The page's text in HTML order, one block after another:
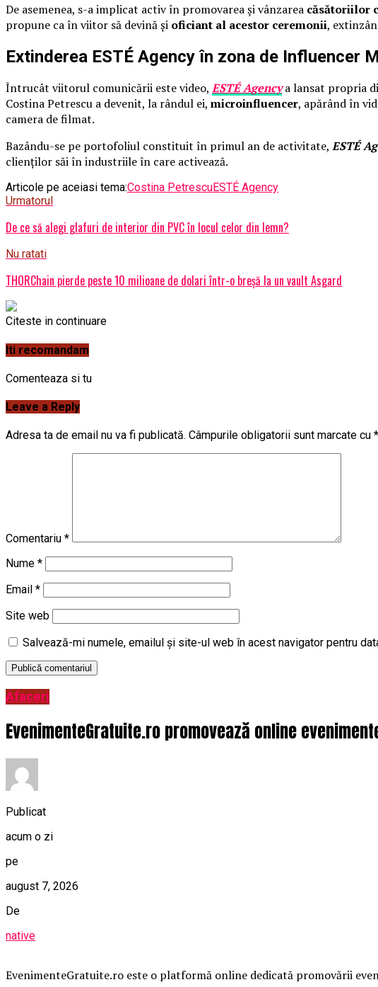
De asemenea, s-a implicat activ în promovarea și vânzarea căsătoriilor
propune ca în viitor să devină și oficiant al acestor ceremonii,
Extinderea ESTÉ Agency în zona de Influencer
Întrucât viitorul comunicării este video, ESTÉ Agencya lansat propria
Costina Petrescu a devenit, la rândul ei, microinfluencer, apărând în
camera de filmat.
Bazându-se pe portofoliul constituit în primul an de activitate, ESTÉ
clienților săi în industriile în care activează.
Articole pe aceiasi tema:Costina PetrescuESTÉ Agency
Urmatorul
De ce să alegi glafuri de interior din PVC în locul celor din lemn?
Nu ratati
THORChain pierde peste 10 milioane de dolari într-o breșă la un vault Asgard
Citeste in continuare
Iti recomandam
Comenteaza si tu
Leave a Reply
Adresa ta de email nu va fi publicată. Câmpurile obligatorii sunt marcate cu *
Comentariu *
Nume *
Email *
Site web
Salvează-mi numele, emailul și site-ul web în acest navigator pentru
Afaceri
EvenimenteGratuite.ro promovează online
Publicat
acum o zi
pe
august 7, 2026
De
native
EvenimenteGratuite.ro este o platformă online dedicată promovării